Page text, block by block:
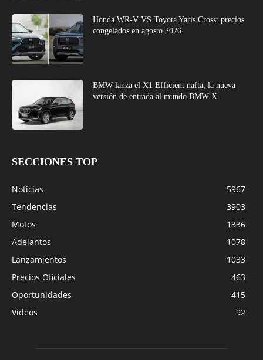
Honda WR-V VS Toyota Yaris Cross: precios
congelados en agosto 2026
BMW lanza el X1 Efficient nafta, la nueva
versión de entrada al mundo BMW X
SECCIONES TOP
Noticias
5967
Tendencias
3903
Motos
1336
Adelantos
1078
Lanzamientos
1033
Precios Oficiales
463
Oportunidades
415
Videos
92